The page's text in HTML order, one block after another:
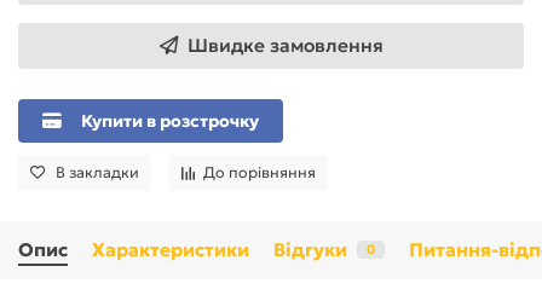
Швидке замовлення
Купити в розстрочку
В закладки До порівняння
Опис Характеристики Відгуки 0 Питання-